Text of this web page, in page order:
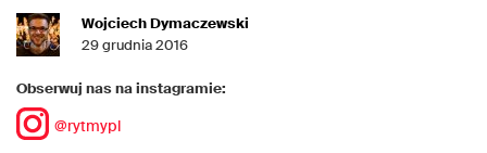
Wojciech Dymaczewski
29 grudnia 2016
Obserwuj nas na instagramie:
@rytmypl